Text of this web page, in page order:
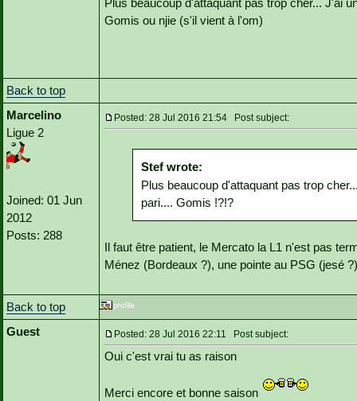
Plus beaucoup d'attaquant pas trop cher... J'ai
Gomis ou njie (s'il vient à l'om)
Back to top
Marcelino
Ligue 2
Joined: 01 Jun
2012
Posts: 288
Posted: 28 Jul 2016 21:54 Post subject:
Stef wrote:
Plus beaucoup d'attaquant pas trop
pari.... Gomis !?!?
Il faut être patient, le Mercato la L1 n'est pas
Ménez (Bordeaux ?), une pointe au PSG (jesé
Back to top
Guest
Posted: 28 Jul 2016 22:11 Post subject:
Oui c'est vrai tu as raison
Merci encore et bonne saison